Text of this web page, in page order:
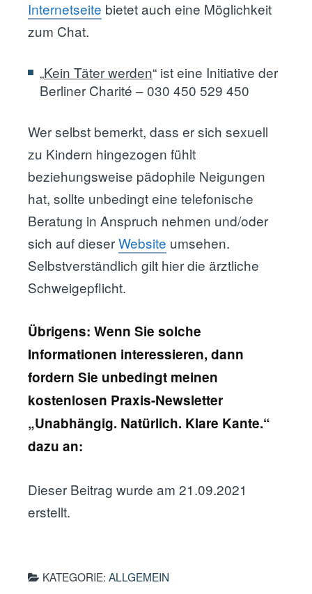
Internetseite bietet auch eine Möglichkeit
zum Chat.
„Kein Täter werden“ ist eine Initiative der
Berliner Charité – 030 450 529 450
Wer selbst bemerkt, dass er sich sexuell
zu Kindern hingezogen fühlt
beziehungsweise pädophile Neigungen
hat, sollte unbedingt eine telefonische
Beratung in Anspruch nehmen und/oder
sich auf dieserWebsite umsehen.
Selbstverständlich gilt hier die ärztliche
Schweigepflicht.
Übrigens: Wenn Sie solche
Informationen interessieren, dann
fordern Sie unbedingt meinen
kostenlosen Praxis-Newsletter
„Unabhängig. Natürlich. Klare Kante.“
dazu an:
Dieser Beitrag wurde am 21.09.2021
erstellt.
KATEGORIE: ALLGEMEIN